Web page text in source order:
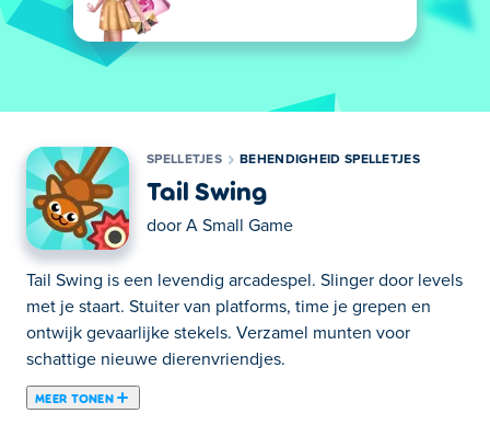
SPELLETJES BEHENDIGHEID SPELLETJES
Tail Swing
door A Small Game
Tail Swing is een levendig arcadespel. Slinger door levels
met je staart. Stuiter van platforms, time je grepen en
ontwijk gevaarlijke stekels. Verzamel munten voor
schattige nieuwe dierenvriendjes.
MEER TONEN